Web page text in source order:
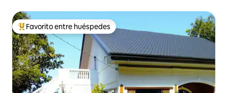
Favorito entre los huéspedes más destacados
Favorito entre huéspedes